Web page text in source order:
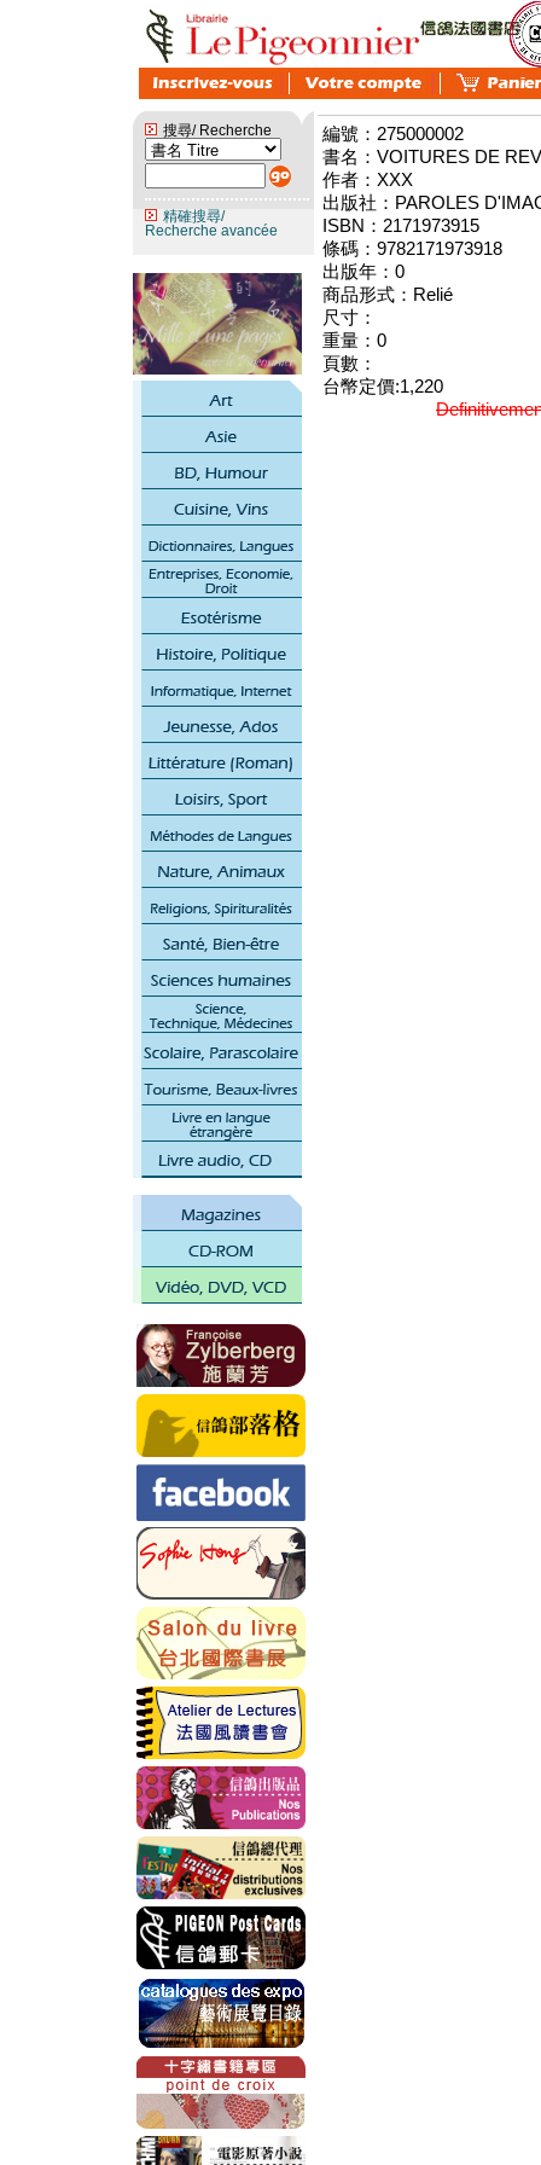
搜尋/ Recherche
精確搜尋/
Recherche avancée
編號：275000002
書名：VOITURES DE
作者：XXX
出版社：PAROLES
ISBN：2171973915
條碼：9782171973918
出版年：0
商品形式：Relié
尺寸：
重量：0
頁數：
台幣定價:1,220